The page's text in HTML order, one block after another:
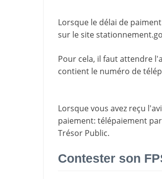
Lorsque le délai de
sur le site
Pour cela, il faut attendre l'
contient le numéro de
Lorsque vous avez reçu
paiement: télépaiement
Trésor Public.
Contester son